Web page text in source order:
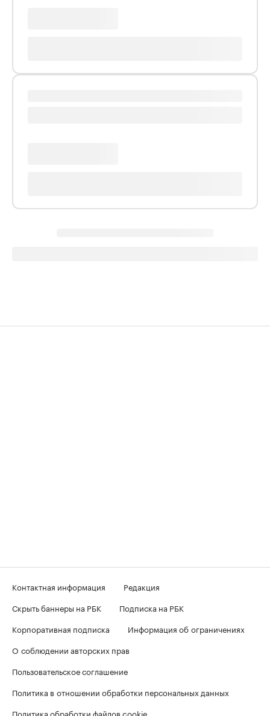
Контактная информация
Редакция
Скрыть баннеры на РБК
Подписка на РБК
Корпоративная подписка
Информация об ограничениях
О соблюдении авторских прав
Пользовательское соглашение
Политика в отношении обработки персональных данных
Политика обработки файлов cookie